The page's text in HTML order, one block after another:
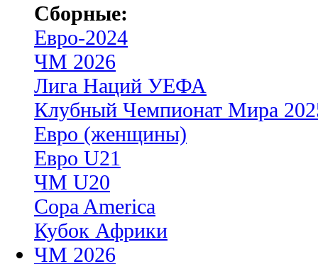
Сборные:
Евро-2024
ЧМ 2026
Лига Наций УЕФА
Клубный Чемпионат Мира
Евро (женщины)
Евро U21
ЧМ U20
Copa America
Кубок Африки
ЧМ 2026